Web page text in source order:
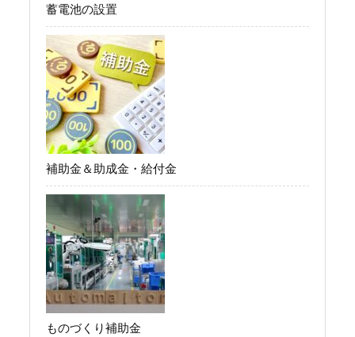
蓄電池の設置
補助金＆助成金・給付金
ものづくり補助金